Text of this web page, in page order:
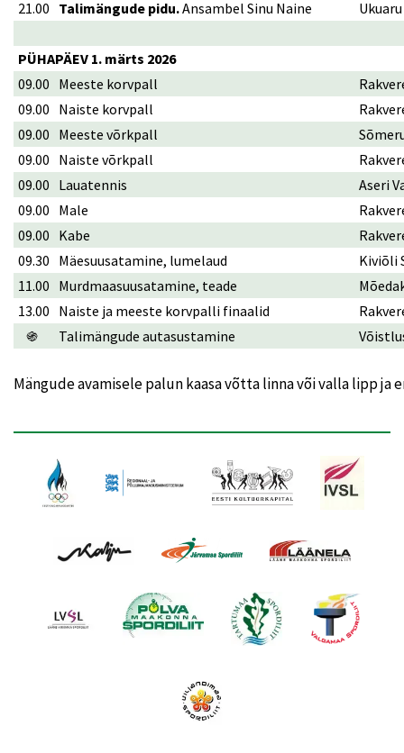
21.00 Talimängude pidu.Ansambel Sinu Naine
PÜHAPÄEV 1. märts 2026
09.00 Meeste korvpall
09.00 Naiste korvpall
09.00 Meeste võrkpall
09.00 Naiste võrkpall
09.00 Lauatennis
Aseri
09.00 Male
09.00 Kabe
09.30 Mäesuusatamine, lumelaud
Kiviõli
11.00 Murdmaasuusatamine, teade
13.00 Naiste ja meeste korvpalli finaalid
֍
Talimängude autasustamine
Mängude avamisele palun kaasa võtta linna või valla lipp ja